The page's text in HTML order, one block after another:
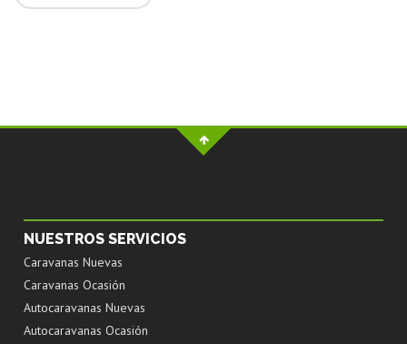
NUESTROS SERVICIOS
Caravanas Nuevas
Caravanas Ocasión
Autocaravanas Nuevas
Autocaravanas Ocasión